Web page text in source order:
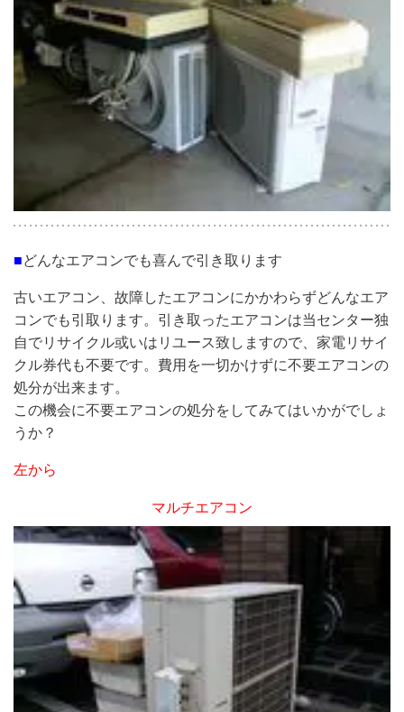
■どんなエアコンでも喜んで引き取ります
古いエアコン、故障したエアコンにかかわらずどんなエア
コンでも引取ります。引き取ったエアコンは当センター独
自でリサイクル或いはリユース致しますので、家電リサイ
クル券代も不要です。費用を一切かけずに不要エアコンの
処分が出来ます。
この機会に不要エアコンの処分をしてみてはいかがでしょ
うか？
左から
マルチエアコン